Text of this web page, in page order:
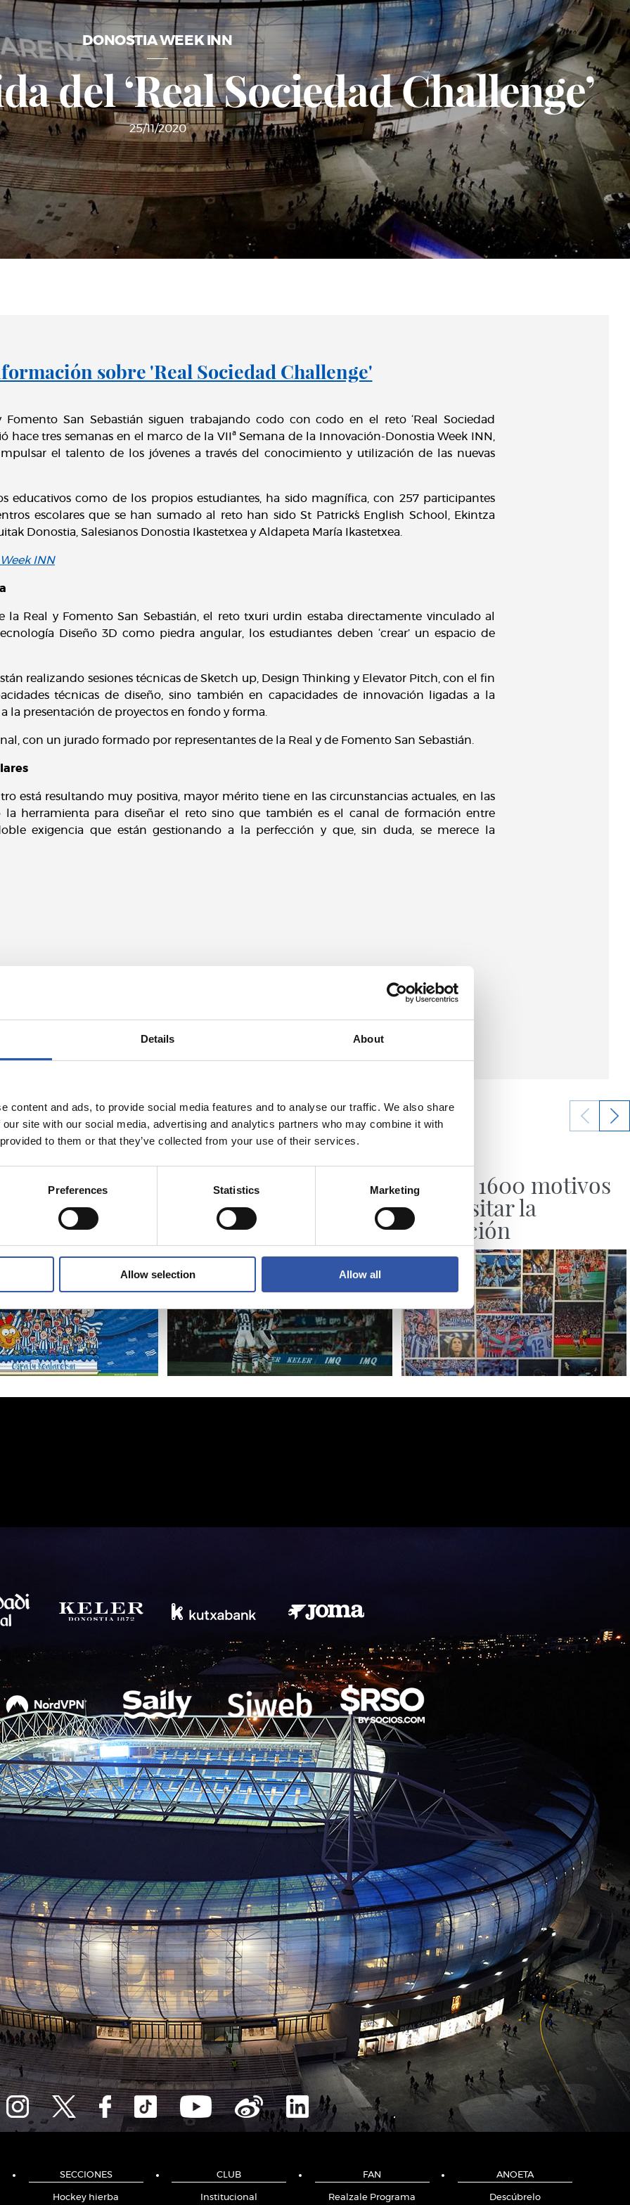
Details About
content and ads, to provide social media features and to analyse our traffic. We also share
site with our social media, advertising and analytics partners who may combine it with
to them or that they’ve collected from your use of their services.
Preferences Statistics Marketing
Allow selection Allow all
DONOSTIA WEEK INN
del ‘Real Sociedad Challenge’
25/11/2020
sobre 'Real Sociedad Challenge'
Fomento San Sebastián siguen trabajando codo con codo en el reto ‘Real Sociedad
hace tres semanas en el marco de la VIIª Semana de la Innovación-Donostia Week INN,
el talento de los jóvenes a través del conocimiento y utilización de las nuevas
educativos como de los propios estudiantes, ha sido magnífica, con 257 participantes
escolares que se han sumado al reto han sido St Patrick´s English School, Ekintza
Donostia, Salesianos Donostia Ikastetxea y Aldapeta María Ikastetxea.
INN
la Real y Fomento San Sebastián, el reto txuri urdin estaba directamente vinculado al
Diseño 3D como piedra angular, los estudiantes deben ‘crear’ un espacio de
realizando sesiones técnicas de Sketch up, Design Thinking y Elevator Pitch, con el fin
técnicas de diseño, sino también en capacidades de innovación ligadas a la
la presentación de proyectos en fondo y forma.
con un jurado formado por representantes de la Real y de Fomento San Sebastián.
está resultando muy positiva, mayor mérito tiene en las circunstancias actuales, en las
herramienta para diseñar el reto sino que también es el canal de formación entre
exigencia que están gestionando a la perfección y que, sin duda, se merece la
tu gran día
FAN
A un mes del estreno
en Anoeta
HISTORIA
Más de 1600 motivos
para visitar la
exposición
SECCIONES
Hockey hierba
CLUB
Institucional
FAN
Realzale Programa
ANOETA
Descúbrelo